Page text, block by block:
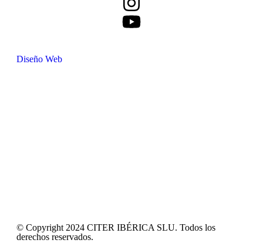
© Copyright 2024 CITER IBÉRICA SLU. Todos los
derechos reservados.
Diseño Web